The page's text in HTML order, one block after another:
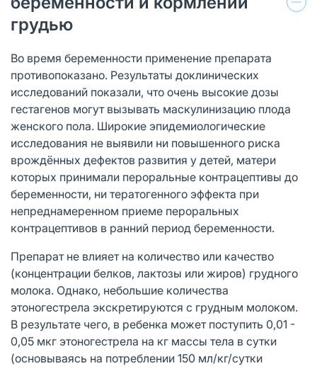
грудью
Во время беременности применение препарата
противопоказано. Результаты доклинических
исследований показали, что очень высокие дозы
гестагенов могут вызывать маскулинизацию плода
женского пола. Широкие эпидемиологические
исследования не выявили ни повышенного риска
врождённых дефектов развития у детей, матери
которых принимали пероральные контрацептивы до
беременности, ни тератогенного эффекта при
непреднамеренном приеме пероральных
контрацептивов в ранний период беременности.
Препарат не влияет на количество или качество
(концентрации белков, лактозы или жиров) грудного
молока. Однако, небольшие количества
этоногестрела экскретируются с грудным молоком.
В результате чего, в ребенка может поступить 0,01 -
0,05 мкг этоногестрела на кг массы тела в сутки
(основываясь на потреблении 150 мл/кг/сутки